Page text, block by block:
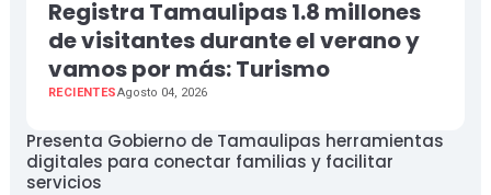
Registra Tamaulipas 1.8 millones
de visitantes durante el verano y
vamos por más: Turismo
RECIENTESAgosto 04, 2026
Presenta Gobierno de Tamaulipas herramientas
digitales para conectar familias y facilitar
servicios